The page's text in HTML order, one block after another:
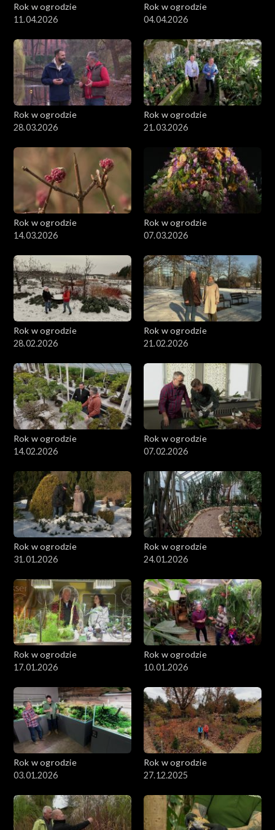
Rok w ogrodzie
11.04.2026
Rok w ogrodzie
04.04.2026
Rok w ogrodzie
28.03.2026
Rok w ogrodzie
21.03.2026
Rok w ogrodzie
14.03.2026
Rok w ogrodzie
07.03.2026
Rok w ogrodzie
28.02.2026
Rok w ogrodzie
21.02.2026
Rok w ogrodzie
14.02.2026
Rok w ogrodzie
07.02.2026
Rok w ogrodzie
31.01.2026
Rok w ogrodzie
24.01.2026
Rok w ogrodzie
17.01.2026
Rok w ogrodzie
10.01.2026
Rok w ogrodzie
03.01.2026
Rok w ogrodzie
27.12.2025